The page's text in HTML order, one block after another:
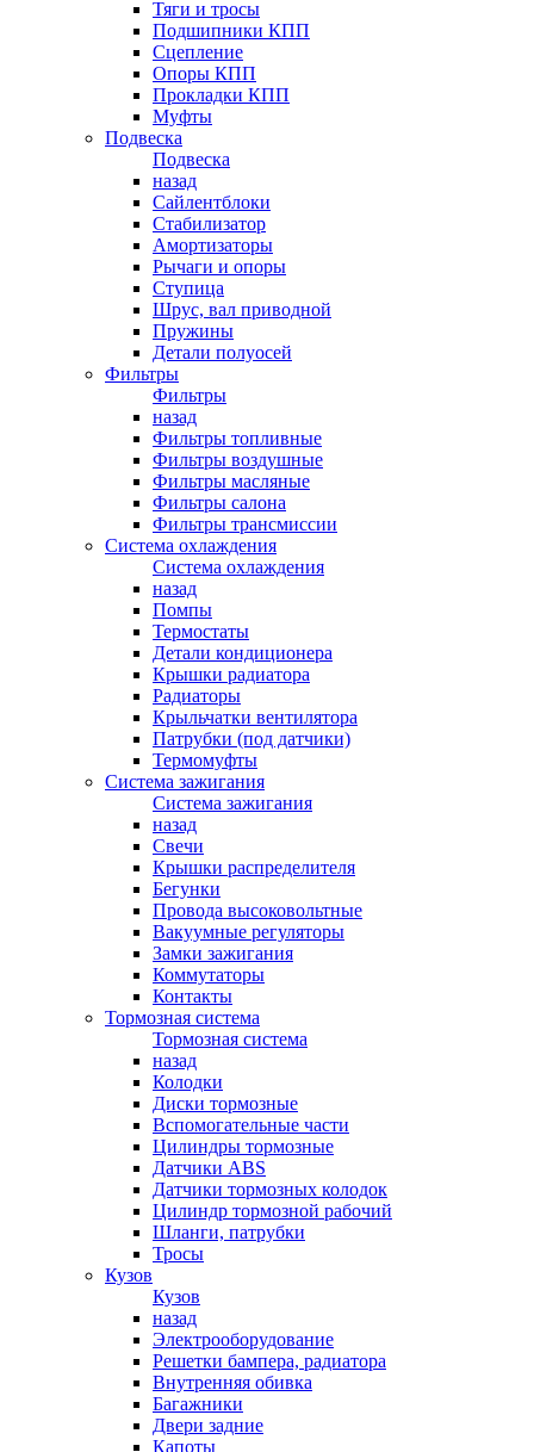
Тяги и тросы
Подшипники КПП
Сцепление
Опоры КПП
Прокладки КПП
Муфты
Подвеска
Подвеска
назад
Сайлентблоки
Стабилизатор
Амортизаторы
Рычаги и опоры
Ступица
Шрус, вал приводной
Пружины
Детали полуосей
Фильтры
Фильтры
назад
Фильтры топливные
Фильтры воздушные
Фильтры масляные
Фильтры салона
Фильтры трансмиссии
Система охлаждения
Система охлаждения
назад
Помпы
Термостаты
Детали кондиционера
Крышки радиатора
Радиаторы
Крыльчатки вентилятора
Патрубки (под датчики)
Термомуфты
Система зажигания
Система зажигания
назад
Свечи
Крышки распределителя
Бегунки
Провода высоковольтные
Вакуумные регуляторы
Замки зажигания
Коммутаторы
Контакты
Тормозная система
Тормозная система
назад
Колодки
Диски тормозные
Вспомогательные части
Цилиндры тормозные
Датчики ABS
Датчики тормозных колодок
Цилиндр тормозной рабочий
Шланги, патрубки
Тросы
Кузов
Кузов
назад
Электрооборудование
Решетки бампера, радиатора
Внутренняя обивка
Багажники
Двери задние
Капоты